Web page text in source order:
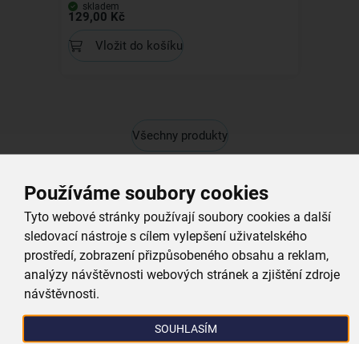
Používáme soubory cookies
Tyto webové stránky používají soubory cookies a další
sledovací nástroje s cílem vylepšení uživatelského
prostředí, zobrazení přizpůsobeného obsahu a reklam,
analýzy návštěvnosti webových stránek a zjištění zdroje
návštěvnosti.
SOUHLASÍM
skladem
129,00 Kč
Vložit do košíku
Všechny produkty
Kolekce